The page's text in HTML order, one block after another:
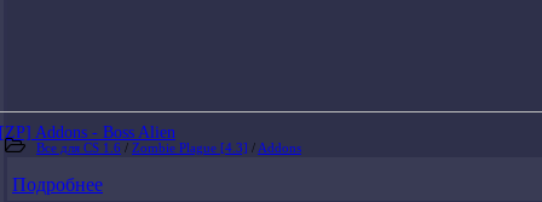
[ZP] Addons - Boss Alien
Все для CS 1.6 / Zombie Plague [4.3] / Addons
Подробнее